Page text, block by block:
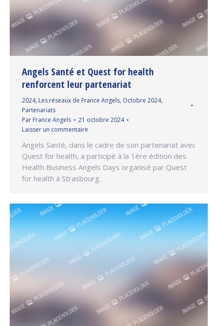
Angels Santé et Quest for health
renforcent leur partenariat
2024, Les réseaux de France Angels, Octobre 2024,
Partenariats
Par France Angels
21 octobre 2024
Laisser un commentaire
Angels Santé, dans le cadre de son partenariat avec
Quest for health, a participé à la 1ère édition des
Health Business Angels Days organisé par Quest
for health à Strasbourg.